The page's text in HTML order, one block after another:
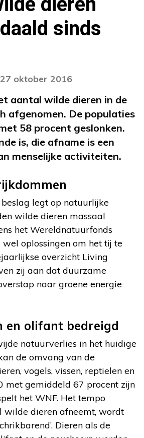
sinds
oktober 2016
aantal wilde dieren in de
afgenomen. De populaties
58 procent geslonken.
is, die afname is een
menselijke activiteiten.
legt op natuurlijke
wilde dieren massaal
het Wereldnatuurfonds
wel oplossingen om het tij te
overzicht Living
zij aan dat duurzame
naar groene energie
en olifant bedreigd
natuurverlies in het huidige
de omvang van de
vogels, vissen, reptielen en
met gemiddeld 67 procent zijn
het WNF. Het tempo
wilde dieren afneemt, wordt
Dieren als de